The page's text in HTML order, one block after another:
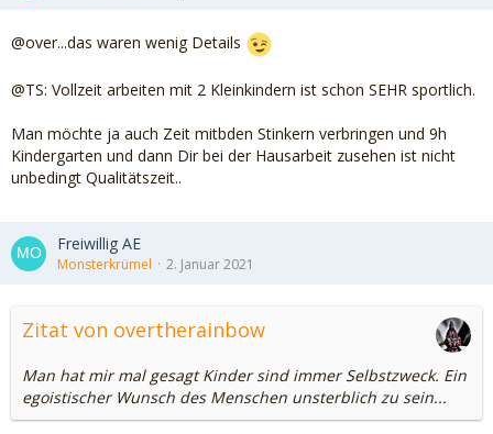
@over...das waren wenig Details
@TS: Vollzeit arbeiten mit 2 Kleinkindern ist schon SEHR sportlich.
Man möchte ja auch Zeit mitbden Stinkern verbringen und 9h
Kindergarten und dann Dir bei der Hausarbeit zusehen ist nicht
unbedingt Qualitätszeit..
Freiwillig AE
Monsterkrümel 2. Januar 2021
Zitat von overtherainbow
Man hat mir mal gesagt Kinder sind immer Selbstzweck. Ein
egoistischer Wunsch des Menschen unsterblich zu sein...